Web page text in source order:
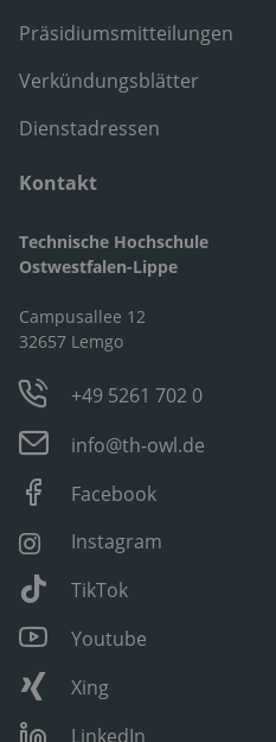
Präsidiumsmitteilungen
Verkündungsblätter
Dienstadressen
Kontakt
Technische Hochschule
Ostwestfalen-Lippe
Campusallee 12
32657 Lemgo
+49 5261 702 0
info@th-owl.de
Facebook
Instagram
TikTok
Youtube
Xing
LinkedIn